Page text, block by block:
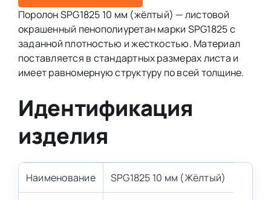
Поролон SPG1825 10 мм (жёлтый) — листовой
окрашенный пенополиуретан марки SPG1825 с
заданной плотностью и жесткостью. Материал
поставляется в стандартных размерах листа и
имеет равномерную структуру по всей толщине.
Идентификация
изделия
Наименование SPG1825 10 мм (Жёлтый)